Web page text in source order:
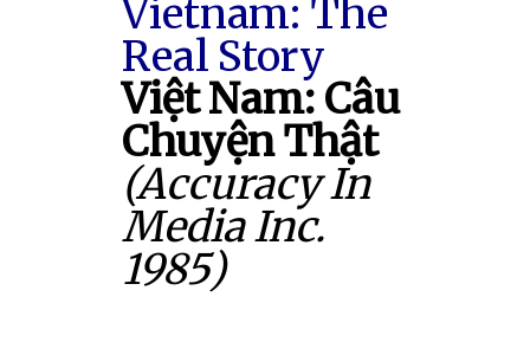
Vietnam: The
Real Story
Việt Nam: Câu
Chuyện Thật
(Accuracy In
Media Inc.
1985)